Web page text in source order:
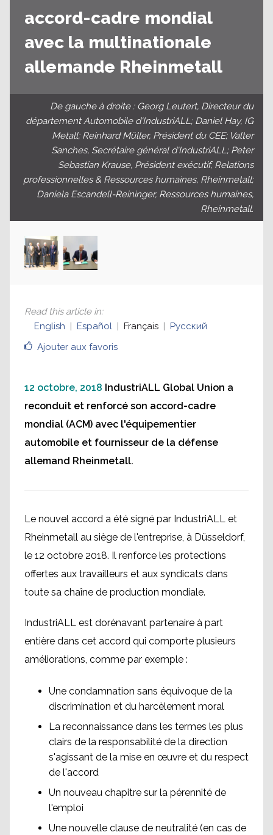
accord-cadre mondial
avec la multinationale
allemande Rheinmetall
De gauche à droite : Georg Leutert, Directeur du
département Automobile d'IndustriALL; Daniel Hay, IG
Metall; Reinhard Müller, Président du CEE; Valter
Sanches, Secrétaire général d'IndustriALL; Peter
Sebastian Krause, Président exécutif, Relations
professionnelles & Ressources humaines, Rheinmetall;
Daniela Escandell-Reininger, Ressources humaines,
Rheinmetall.
Ajouter aux favoris
Read this article in:
English
Español Français Русский
12 octobre, 2018 IndustriALL Global Union a
reconduit et renforcé son accord-cadre
mondial (ACM) avec l'équipementier
automobile et fournisseur de la défense
allemand Rheinmetall.
Le nouvel accord a été signé par IndustriALL et
Rheinmetall au siège de l'entreprise, à Düsseldorf,
le 12 octobre 2018. Il renforce les protections
offertes aux travailleurs et aux syndicats dans
toute sa chaîne de production mondiale.
IndustriALL est dorénavant partenaire à part
entière dans cet accord qui comporte plusieurs
améliorations, comme par exemple :
Une condamnation sans équivoque de la
discrimination et du harcèlement moral
La reconnaissance dans les termes les plus
clairs de la responsabilité de la direction
s'agissant de la mise en œuvre et du respect
de l'accord
Un nouveau chapitre sur la pérennité de
l'emploi
Une nouvelle clause de neutralité (en cas de